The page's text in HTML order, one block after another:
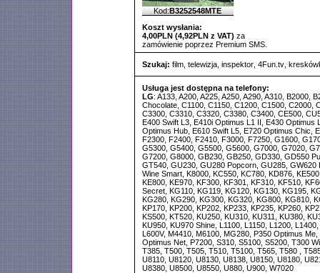
Kod:B3252548MTE
Koszt wysłania:
4,00PLN (4,92PLN z VAT) za
zamówienie poprzez Premium SMS.
Szukaj: film, telewizja, inspektor, 4Fun.tv,
Usługa jest dostępna na telefony:
LG: A133, A200, A225, A250, A290, A310, B2000,
Chocolate, C1100, C1150, C1200, C1500, C2000,
C3300, C3310, C3320, C3380, C3400, CE500,
E400 Swift L3, E410i Optimus L1 II, E430 Optimus
Optimus Hub, E610 Swift L5, E720 Optimus Chic,
F2300, F2400, F2410, F3000, F7250, G1600,
G5300, G5400, G5500, G5600, G7000, G7020,
G7200, G8000, GB230, GB250, GD330, GD550
GT540, GU230, GU280 Popcorn, GU285, GW620
Wine Smart, K8000, KC550, KC780, KD876,
KE800, KE970, KF300, KF301, KF310, KF510,
Secret, KG110, KG119, KG120, KG130, KG195,
KG280, KG290, KG300, KG320, KG800, KG810,
KP170, KP200, KP202, KP233, KP235, KP260,
KS500, KT520, KU250, KU310, KU311, KU380,
KU950, KU970 Shine, L1100, L1150, L1200,
L600V, M4410, M6100, MG280, P350 Optimus
Optimus Net, P7200, S310, S5100, S5200, T300
T385, T500, T505, T510, T5100, T565, T580 ,
U8110, U8120, U8130, U8138, U8150, U8180,
U8380, U8500, U8550, U880, U900, W7020